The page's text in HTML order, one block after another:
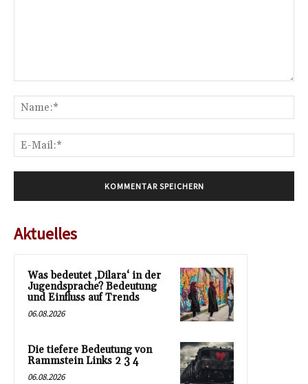
Aktuelles
Was bedeutet ‚Dilara‘ in der
Jugendsprache? Bedeutung
und Einfluss auf Trends
06.08.2026
Die tiefere Bedeutung von
Rammstein Links 2 3 4
06.08.2026